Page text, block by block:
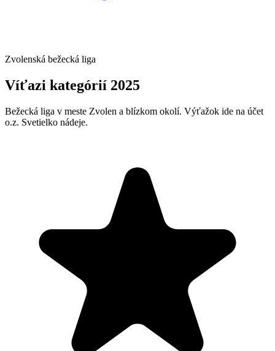
Zvolenská bežecká liga
Víťazi kategórií 2025
Bežecká liga v meste Zvolen a blízkom okolí. Výťažok ide na účet
o.z. Svetielko nádeje.